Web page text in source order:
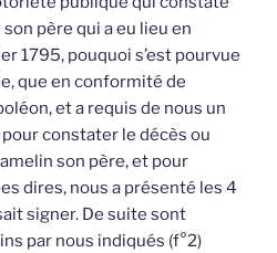
père qui a eu lieu en
1795, pouquoi s’est pourvue
que en conformité de
et a requis de nous un
constater le décès ou
son père, et pour
dires, nous a présenté les 4
signer. De suite sont
par nous indiqués (f°2)